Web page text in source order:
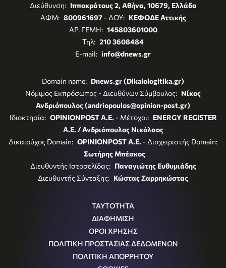
Διεύθυνση: Ιπποκράτους 2, Αθήνα, 10679, Ελλάδα
ΑΦΜ: 800961697- ΔΟΥ: ΚΕΦΟΔΕ Αττικής
ΑΡ. ΓΕΜΗ: 145803601000
Τηλ: 210 3608484
E-mail: info@dnews.gr
Domain name: Dnews.gr (Dikaiologitika.gr)
Νόμιμος Εκπρόσωπος - Διευθύνων Σύμβουλος: Νίκος
Ανδριόπουλος (andriopoulos@opinion-post.gr)
Ιδιοκτησία: OPINIONPOST A.E. - Μέτοχοι: ENERGY REGISTER
Α.Ε. / Ανδριόπουλος Νικόλαος
Δικαιούχος Domain: OPINIONPOST A.E. - Διαχειριστής Domain:
Σωτήρης Μπέσκος
Διευθυντής Ιστοσελίδας: Παναγιώτης Ευθυμιάδης
Διευθυντής Σύνταξης: Κώστας Σαρρηκώστας
ΤΑΥΤΟΤΗΤΑ
ΔΙΑΦΗΜΙΣΗ
ΟΡΟΙ ΧΡΗΣΗΣ
ΠΟΛΙΤΙΚΗ ΠΡΟΣΤΑΣΙΑΣ ΔΕΔΟΜΕΝΩΝ
ΠΟΛΙΤΙΚΗ ΑΠΟΡΡΗΤΟΥ